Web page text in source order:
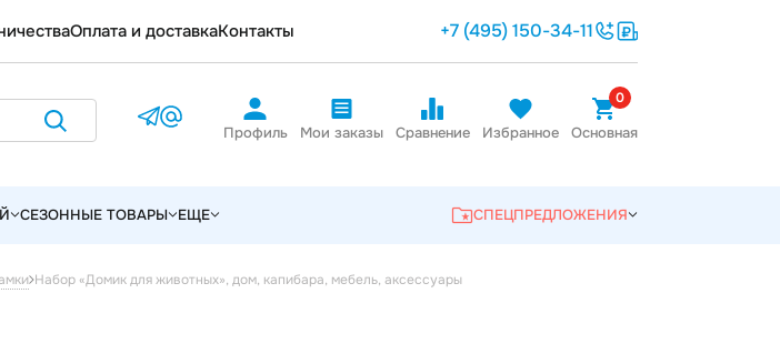
Оплата и доставкаКонтакты +7 (495) 150-34-11
Профиль Мои заказы Сравнение Избранное
0
Основная
СЕЗОННЫЕ ТОВАРЫ ЕЩЕ СПЕЦПРЕДЛОЖЕНИЯ
Набор «Домик для животных», дом, капибара, мебель, аксессуары